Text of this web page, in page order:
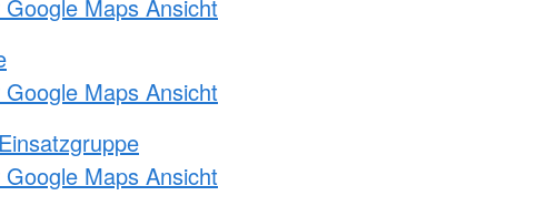
Maps Ansicht
Maps Ansicht
Maps Ansicht